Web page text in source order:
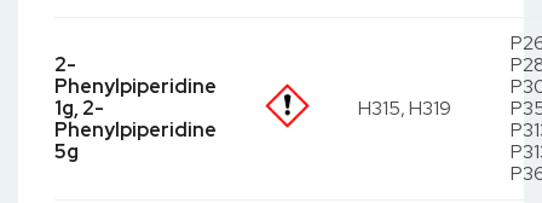
2-
Phenylpiperidine
1g, 2-
Phenylpiperidine
5g
H315, H319